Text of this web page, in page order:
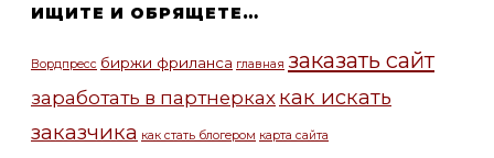
ИЩИТЕ И ОБРЯЩЕТЕ…
Вордпресс биржи фриланса главная заказать сайт
заработать в партнерках как искать
заказчика как стать блогером карта сайта